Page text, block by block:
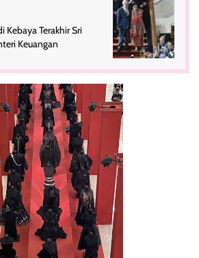
Kebaya Terakhir Sri
Keuangan